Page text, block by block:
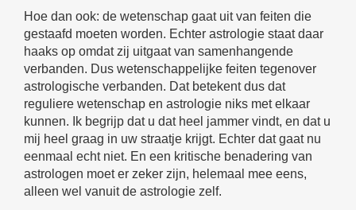
Hoe dan ook: de wetenschap gaat uit van feiten die
gestaafd moeten worden. Echter astrologie staat daar
haaks op omdat zij uitgaat van samenhangende
verbanden. Dus wetenschappelijke feiten tegenover
astrologische verbanden. Dat betekent dus dat
reguliere wetenschap en astrologie niks met elkaar
kunnen. Ik begrijp dat u dat heel jammer vindt, en dat u
mij heel graag in uw straatje krijgt. Echter dat gaat nu
eenmaal echt niet. En een kritische benadering van
astrologen moet er zeker zijn, helemaal mee eens,
alleen wel vanuit de astrologie zelf.